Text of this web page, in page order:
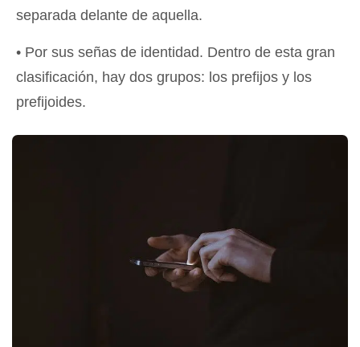
separada delante de aquella.
• Por sus señas de identidad. Dentro de esta gran
clasificación, hay dos grupos: los prefijos y los
prefijoides.